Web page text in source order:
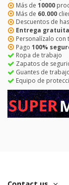
Más de 10000
Más de 60.000
Descuentos de
Entrega gratuita
Personalízalo con
Pago 100%
Ropa de trabajo
Zapatos de
Guantes de
Equipo de